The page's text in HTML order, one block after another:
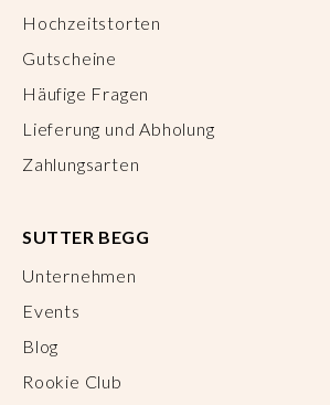
Hochzeitstorten
Gutscheine
Häufige Fragen
Lieferung und Abholung
Zahlungsarten
SUTTER BEGG
Unternehmen
Events
Blog
Rookie Club